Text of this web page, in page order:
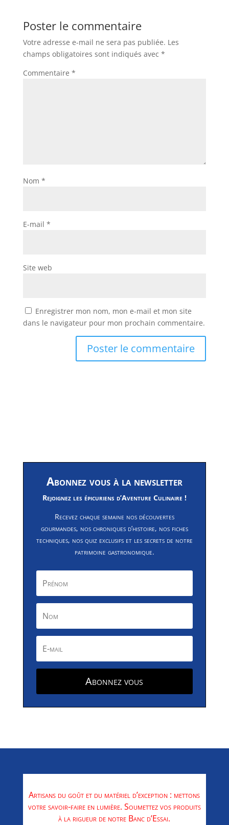
Poster le commentaire
Votre adresse e-mail ne sera pas publiée. Les
champs obligatoires sont indiqués avec *
Commentaire *
Nom *
E-mail *
Site web
Enregistrer mon nom, mon e-mail et mon site
dans le navigateur pour mon prochain commentaire.
Abonnez vous à la newsletter
Rejoignez les épicuriens d’Aventure Culinaire !
Recevez chaque semaine nos découvertes
gourmandes, nos chroniques d’histoire, nos fiches
techniques, nos quiz exclusifs et les secrets de notre
patrimoine gastronomique.
Abonnez vous
Artisans du goût et du matériel d’exception : mettons
votre savoir-faire en lumière. Soumettez vos produits
à la rigueur de notre Banc d’Essai.